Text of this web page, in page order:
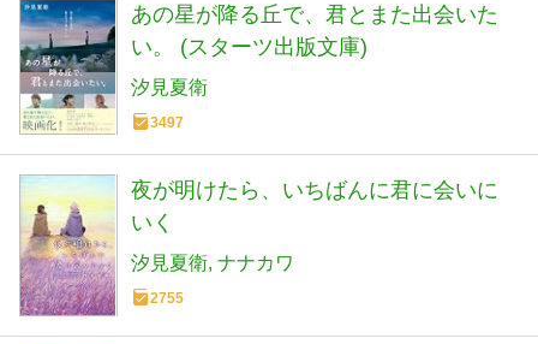
あの星が降る丘で、君とまた出会いた
い。 (スターツ出版文庫)
汐見夏衛
3497
夜が明けたら、いちばんに君に会いに
いく
汐見夏衛 ナナカワ
2755